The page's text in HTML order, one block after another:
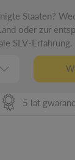
Staaten?
oder zur
SLV-Erfahrung.
98% Dostępności
Dostawa 24h DE |
5 lat
Niemiecka